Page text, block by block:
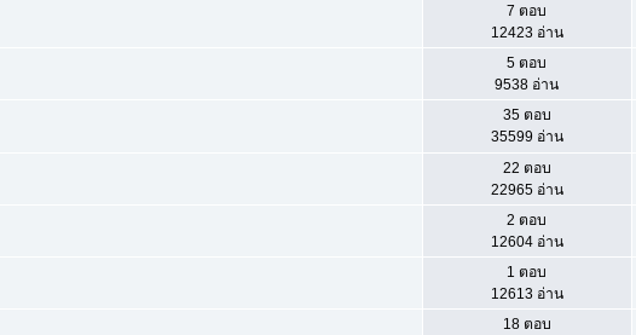
7 ตอบ
12423 อ่าน
5 ตอบ
9538 อ่าน
35 ตอบ
35599 อ่าน
22 ตอบ
22965 อ่าน
2 ตอบ
12604 อ่าน
1 ตอบ
12613 อ่าน
18 ตอบ